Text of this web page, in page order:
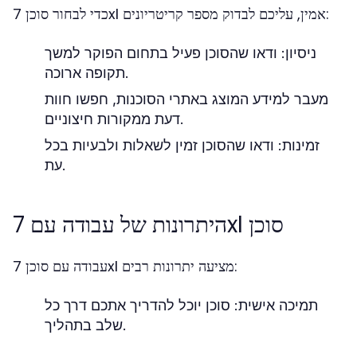
כדי לבחור סוכן 7xl אמין, עליכם לבדוק מספר קריטריונים:
ניסיון: ודאו שהסוכן פעיל בתחום הפוקר למשך
תקופה ארוכה.
מעבר למידע המוצג באתרי הסוכנות, חפשו חוות
דעת ממקורות חיצוניים.
זמינות: ודאו שהסוכן זמין לשאלות ולבעיות בכל
עת.
היתרונות של עבודה עם 7xl סוכן
עבודה עם סוכן 7xl מציעה יתרונות רבים:
תמיכה אישית: סוכן יוכל להדריך אתכם דרך כל
שלב בתהליך.